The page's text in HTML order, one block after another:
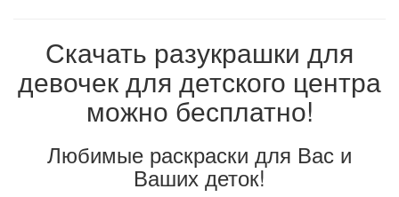
Скачать разукрашки для
девочек для детского центра
можно бесплатно!
Любимые раскраски для Вас и
Ваших деток!